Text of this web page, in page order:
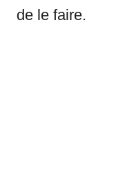
de le faire.